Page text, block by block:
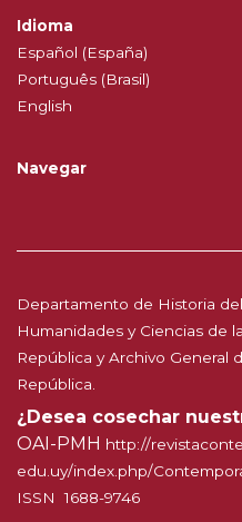
Idioma
Español (España)
Português (Brasil)
English
Navegar
Departamento de Historia
Humanidades y Ciencias de
República y Archivo General
República.
¿Desea cosechar
OAI-PMH http://
edu.uy/index.php/
ISSN 1688-9746